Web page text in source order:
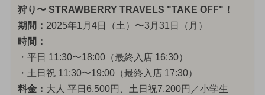
狩り〜 STRAWBERRY TRAVELS "TAKE OFF"！
期間： 2025年1月4日（土）〜3月31日（月）
時間：
・平日 11:30〜18:00（最終入店 16:30）
・土日祝 11:30〜19:00（最終入店 17:30）
料金： 大人 平日6,500円、土日祝7,200円／小学生